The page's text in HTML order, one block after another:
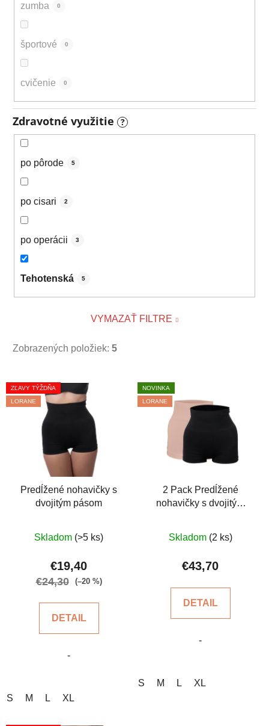
zumba 0
športové 0
cvičenie 0
Zdravotné využitie ?
po pôrode 5
po cisari 2
po operácii 3
Tehotenská 5
VYMAZAŤ FILTRE
Zobrazených položiek: 5
V
ý
ZĽAVY TÝŽDŇA
LORANE
Predĺžené nohavičky s
dvojitým pásom
hodnotenie
produktu
5
Skladom (>5 ks)
€19,40
€24,30 (–20 %)
DETAIL
-
S M L XL
NOVINKA
LORANE
2 Pack Predĺžené
nohavičky s dvojitým
hodnotenie
produktu
z
hviezdičiek.
Skladom (2 ks)
€43,70
DETAIL
-
S M L XL